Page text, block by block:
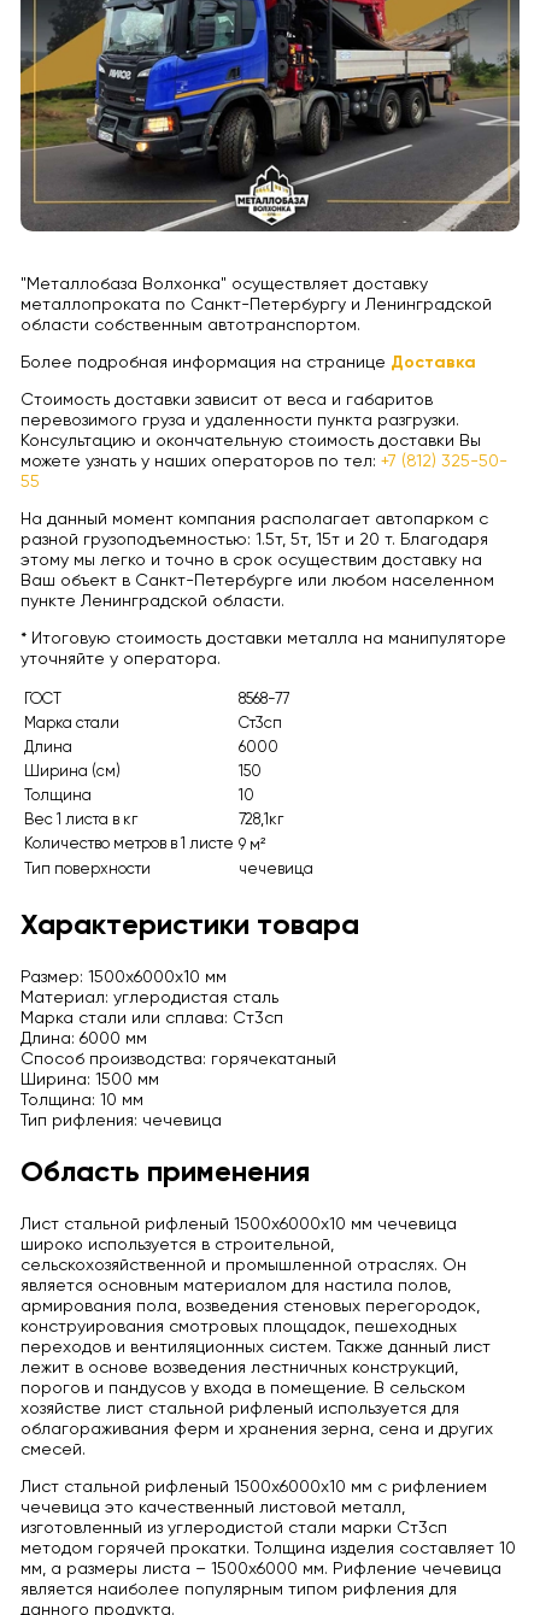
"Металлобаза Волхонка" осуществляет доставку
металлопроката по Санкт-Петербургу и Ленинградской
области собственным автотранспортом.
Более подробная информация на странице Доставка
Стоимость доставки зависит от веса и габаритов
перевозимого груза и удаленности пункта разгрузки.
Консультацию и окончательную стоимость доставки Вы
можете узнать у наших операторов по тел: +7 (812) 325-50-
55
На данный момент компания располагает автопарком с
разной грузоподъемностью: 1.5т, 5т, 15т и 20 т. Благодаря
этому мы легко и точно в срок осуществим доставку на
Ваш объект в Санкт-Петербурге или любом населенном
пункте Ленинградской области.
* Итоговую стоимость доставки металла на манипуляторе
уточняйте у оператора.
ГОСТ
8568-77
Марка стали
Ст3сп
Длина
6000
Ширина (см)
150
Толщина
10
Вес 1 листа в кг
728,1кг
Количество метров в 1 листе 9 м²
Тип поверхности
чечевица
Характеристики товара
Размер: 1500х6000х10 мм
Материал: углеродистая сталь
Марка стали или сплава: Ст3сп
Длина: 6000 мм
Способ производства: горячекатаный
Ширина: 1500 мм
Толщина: 10 мм
Тип рифления: чечевица
Область применения
Лист стальной рифленый 1500х6000х10 мм чечевица
широко используется в строительной,
сельскохозяйственной и промышленной отраслях. Он
является основным материалом для настила полов,
армирования пола, возведения стеновых перегородок,
конструирования смотровых площадок, пешеходных
переходов и вентиляционных систем. Также данный лист
лежит в основе возведения лестничных конструкций,
порогов и пандусов у входа в помещение. В сельском
хозяйстве лист стальной рифленый используется для
облагораживания ферм и хранения зерна, сена и других
смесей.
Лист стальной рифленый 1500х6000х10 мм с рифлением
чечевица это качественный листовой металл,
изготовленный из углеродистой стали марки Ст3сп
методом горячей прокатки. Толщина изделия составляет 10
мм, а размеры листа – 1500х6000 мм. Рифление чечевица
является наиболее популярным типом рифления для
данного продукта.